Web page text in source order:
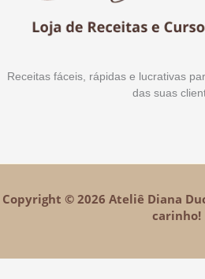
Receitas fáceis, rápidas e lucrativas
das suas
Copyright © 2026 Ateliê Diana
carinho!